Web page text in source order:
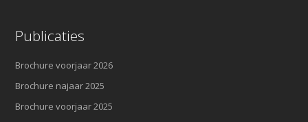
Publicaties
Brochure voorjaar 2026
Brochure najaar 2025
Brochure voorjaar 2025